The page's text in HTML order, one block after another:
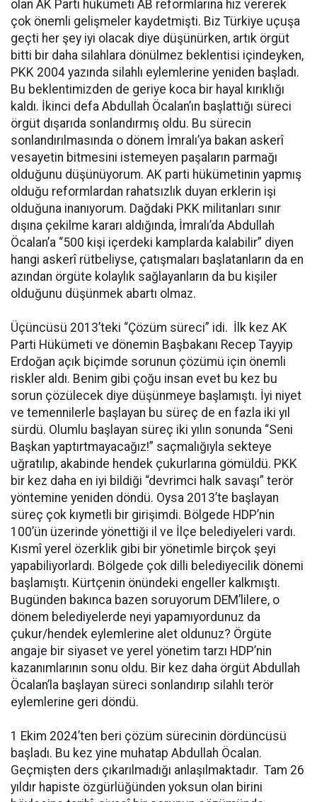
olan AK Parti hükümeti AB reformlarına hız vererek
çok önemli gelişmeler kaydetmişti. Biz Türkiye uçuşa
geçti her şey iyi olacak diye düşünürken, artık örgüt
bitti bir daha silahlara dönülmez beklentisi içindeyken,
PKK 2004 yazında silahlı eylemlerine yeniden başladı.
Bu beklentimizden de geriye koca bir hayal kırıklığı
kaldı. İkinci defa Abdullah Öcalan’ın başlattığı süreci
örgüt dışarıda sonlandırmış oldu. Bu sürecin
sonlandırılmasında o dönem İmralı’ya bakan askerî
vesayetin bitmesini istemeyen paşaların parmağı
olduğunu düşünüyorum. AK parti hükümetinin yapmış
olduğu reformlardan rahatsızlık duyan erklerin işi
olduğuna inanıyorum. Dağdaki PKK militanları sınır
dışına çekilme kararı aldığında, İmralı’da Abdullah
Öcalan’a “500 kişi içerdeki kamplarda kalabilir” diyen
hangi askerî rütbeliyse, çatışmaları başlatanların da en
azından örgüte kolaylık sağlayanların da bu kişiler
olduğunu düşünmek abartı olmaz.
Üçüncüsü 2013’teki “Çözüm süreci” idi. İlk kez AK
Parti Hükümeti ve dönemin Başbakanı Recep Tayyip
Erdoğan açık biçimde sorunun çözümü için önemli
riskler aldı. Benim gibi çoğu insan evet bu kez bu
sorun çözülecek diye düşünmeye başlamıştı. İyi niyet
ve temennilerle başlayan bu süreç de en fazla iki yıl
sürdü. Olumlu başlayan süreç iki yılın sonunda “Seni
Başkan yaptırtmayacağız!” saçmalığıyla sekteye
uğratılıp, akabinde hendek çukurlarına gömüldü. PKK
bir kez daha en iyi bildiği “devrimci halk savaşı” terör
yöntemine yeniden döndü. Oysa 2013’te başlayan
süreç çok kıymetli bir girişimdi. Bölgede HDP’nin
100’ün üzerinde yönettiği il ve İlçe belediyeleri vardı.
Kısmî yerel özerklik gibi bir yönetimle birçok şeyi
yapabiliyorlardı. Bölgede çok dilli belediyecilik dönemi
başlamıştı. Kürtçenin önündeki engeller kalkmıştı.
Bugünden bakınca bazen soruyorum DEM’lilere, o
dönem belediyelerde neyi yapamıyordunuz da
çukur/hendek eylemlerine alet oldunuz? Örgüte
angaje bir siyaset ve yerel yönetim tarzı HDP’nin
kazanımlarının sonu oldu. Bir kez daha örgüt Abdullah
Öcalan’la başlayan süreci sonlandırıp silahlı terör
eylemlerine geri döndü.
1 Ekim 2024’ten beri çözüm sürecinin dördüncüsü
başladı. Bu kez yine muhatap Abdullah Öcalan.
Geçmişten ders çıkarılmadığı anlaşılmaktadır. Tam 26
yıldır hapiste özgürlüğünden yoksun olan birini